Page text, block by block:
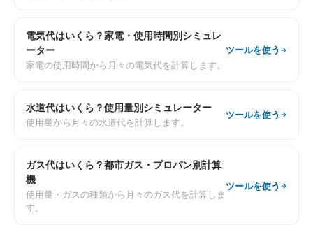
電気代はいくら？家電・使用時間別シミュレ
ーター
家電の使用時間から月々の電気代を計算します。
ツールを使う
水道代はいくら？使用量別シミュレーター
使用量から月々の水道代を計算します。
ツールを使う
ガス代はいくら？都市ガス・プロパン別計算
機
使用量・ガスの種類から月々のガス代を計算しま
す。
ツールを使う